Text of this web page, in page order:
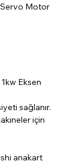
Motor
Eksen
sağlanır.
için
anakart